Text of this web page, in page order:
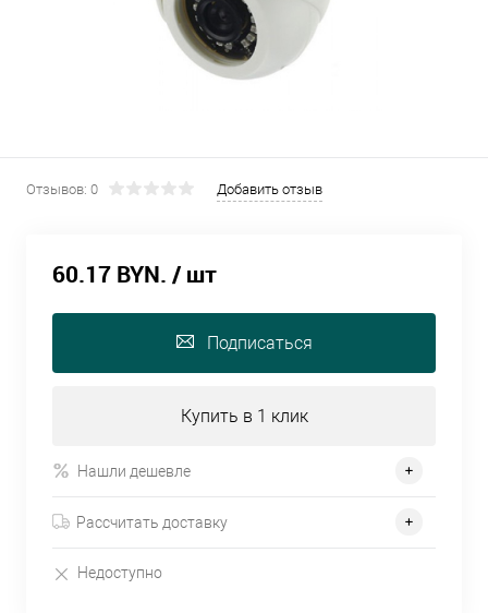
Отзывов: 0 Добавить отзыв
60.17 BYN. / шт
Подписаться
Купить в 1 клик
Нашли дешевле
Рассчитать доставку
Недоступно